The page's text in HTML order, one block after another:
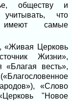
обществу и
что
имеют самые
«Живая Церковь
Жизни»,
«Благая весть»,
«Слово
"Новое